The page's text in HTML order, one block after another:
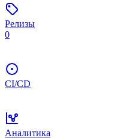
Релизы
0
CI/CD
Аналитика